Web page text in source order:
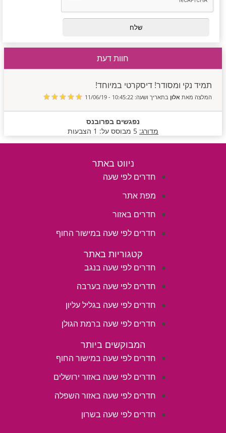
חוות דעת
תמיד נקי ומסודר! דיסקרטי במיוחד!
המלצה מאת אלון בתאריך ושעה: 10:45:22 - 11/06/19
נפגשים בפרובנס
מדורג: 5 מבוסס על: 1 הצבעות
ניווט באתר
חדרים לפי שעה
מפת אתר
חדרים באזור
חדרים לפי שעה במישור החוף
קטגוריות באתר
חדרים לפי שעה בנגב
חדרים לפי שעה בערבה
חדרים לפי שעה בגליל עליון
חדרים לפי שעה ברמת הגולן
המבוקשים ביותר
חדרים לפי שעה במישור החוף
חדרים לפי שעה באזור ירושלים
חדרים לפי שעה באזור השפלה
חדרים לפי שעה בשרון